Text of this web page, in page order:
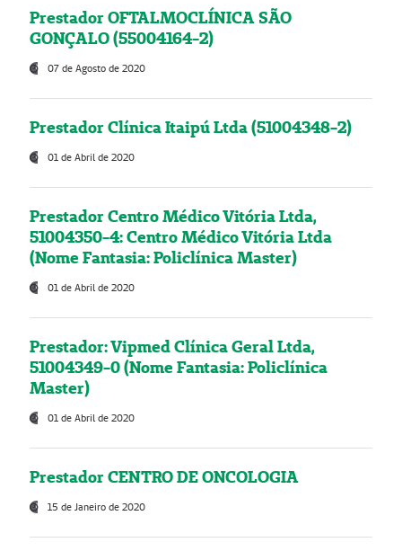
Prestador OFTALMOCLÍNICA SÃO
GONÇALO (55004164-2)
07 de Agosto de 2020
Prestador Clínica Itaipú Ltda (51004348-2)
01 de Abril de 2020
Prestador Centro Médico Vitória Ltda,
51004350-4: Centro Médico Vitória Ltda
(Nome Fantasia: Policlínica Master)
01 de Abril de 2020
Prestador: Vipmed Clínica Geral Ltda,
51004349-0 (Nome Fantasia: Policlínica
Master)
01 de Abril de 2020
Prestador CENTRO DE ONCOLOGIA
15 de Janeiro de 2020